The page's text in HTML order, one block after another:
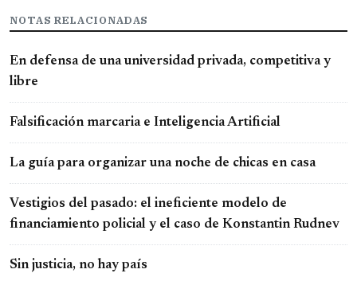
NOTAS RELACIONADAS
En defensa de una universidad privada, competitiva y
libre
Falsificación marcaria e Inteligencia Artificial
La guía para organizar una noche de chicas en casa
Vestigios del pasado: el ineficiente modelo de
financiamiento policial y el caso de Konstantin Rudnev
Sin justicia, no hay país